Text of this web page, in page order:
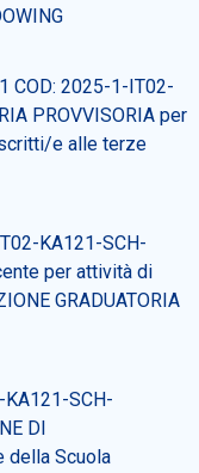
COD: 2025-1-IT02-
PROVVISORIA per
e alle terze
KA121-SCH-
per attività di
GRADUATORIA
SCH-
DI
della Scuola